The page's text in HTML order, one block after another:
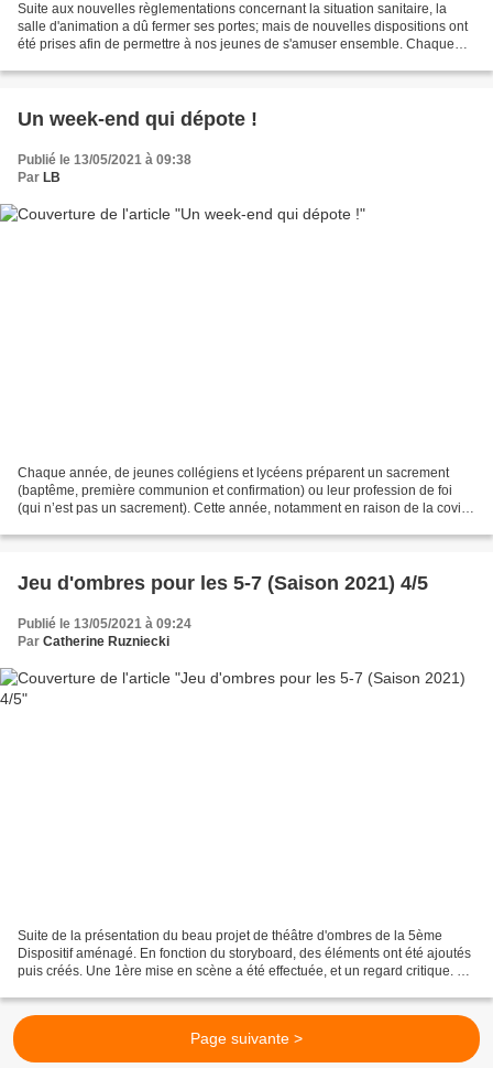
Suite aux nouvelles règlementations concernant la situation sanitaire, la
salle d'animation a dû fermer ses portes; mais de nouvelles dispositions ont
été prises afin de permettre à nos jeunes de s'amuser ensemble. Chaque
Un week-end qui dépote !
Publié le 13/05/2021 à 09:38
Par LB
Chaque année, de jeunes collégiens et lycéens préparent un sacrement
(baptême, première communion et confirmation) ou leur profession de foi
(qui n’est pas un sacrement). Cette année, notamment en raison de la covid,
Jeu d'ombres pour les 5-7 (Saison 2021) 4/5
Publié le 13/05/2021 à 09:24
Par Catherine Ruzniecki
Suite de la présentation du beau projet de théâtre d'ombres de la 5ème
Dispositif aménagé. En fonction du storyboard, des éléments ont été ajoutés
puis créés. Une 1ère mise en scène a été effectuée, et un regard critique. Un
Page suivante >